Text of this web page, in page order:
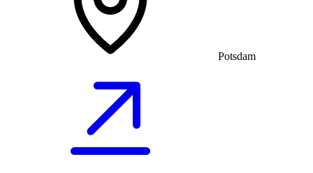
Potsdam